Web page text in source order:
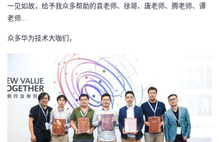
一见如故，给予我众多帮助的袁老师、徐哥、唐老师、腾老师、谭
老师
众多华为技术大咖们，